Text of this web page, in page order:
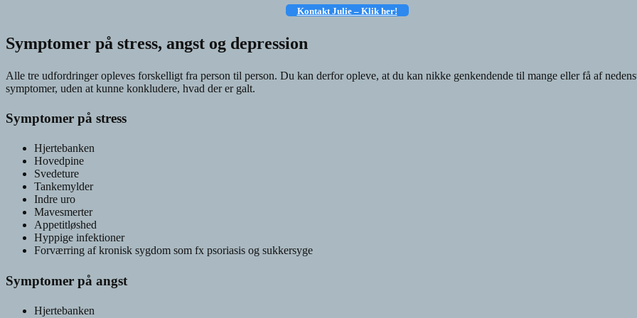
Kontakt Julie – Klik her!
Symptomer på stress, angst og depression
Alle tre udfordringer opleves forskelligt fra person til person. Du kan derfor opleve, at du kan nikke genkendende til mange eller få af
symptomer, uden at kunne konkludere, hvad der er galt.
Symptomer på stress
Hjertebanken
Hovedpine
Svedeture
Tankemylder
Indre uro
Mavesmerter
Appetitløshed
Hyppige infektioner
Forværring af kronisk sygdom som fx psoriasis og sukkersyge
Symptomer på angst
Hjertebanken